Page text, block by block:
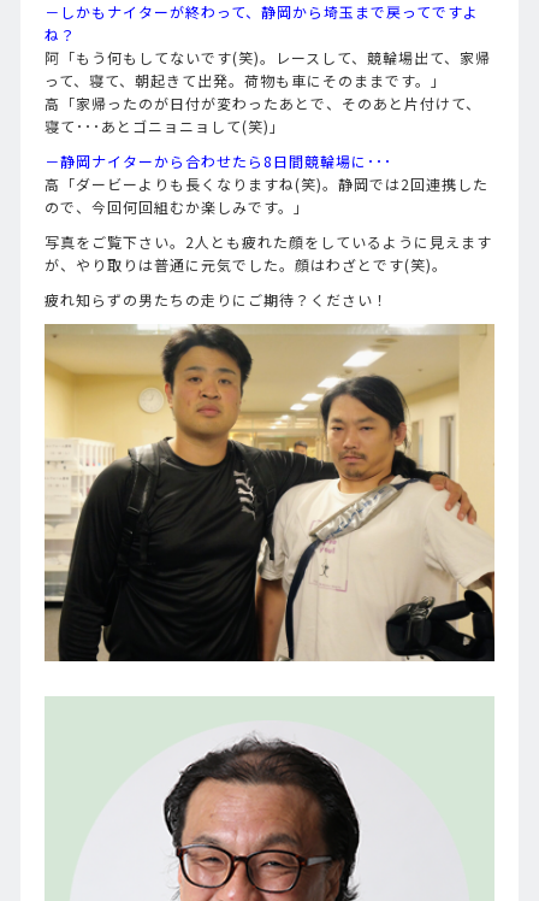
－しかもナイターが終わって、静岡から埼玉まで戻ってですよ
ね？
阿「もう何もしてないです(笑)。レースして、競輪場出て、家帰
って、寝て、朝起きて出発。荷物も車にそのままです。」
高「家帰ったのが日付が変わったあとで、そのあと片付けて、
寝て･･･あとゴニョニョして(笑)」
－静岡ナイターから合わせたら8日間競輪場に･･･
高「ダービーよりも長くなりますね(笑)。静岡では2回連携した
ので、今回何回組むか楽しみです。」
写真をご覧下さい。2人とも疲れた顔をしているように見えます
が、やり取りは普通に元気でした。顔はわざとです(笑)。
疲れ知らずの男たちの走りにご期待？ください！